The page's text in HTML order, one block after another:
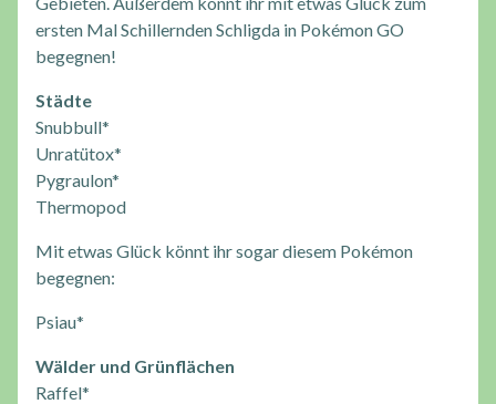
ersten Mal Schillernden Schligda in Pokémon GO
begegnen!
Städte
Snubbull*
Unratütox*
Pygraulon*
Thermopod
Mit etwas Glück könnt ihr sogar diesem Pokémon
begegnen:
Psiau*
Wälder und Grünflächen
Raffel*